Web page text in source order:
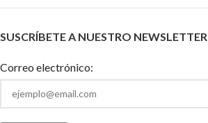
SUSCRÍBETE A NUESTRO NEWSLETTER
Correo electrónico: